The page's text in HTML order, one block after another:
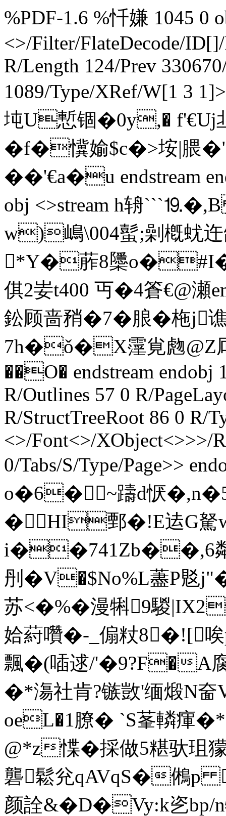
%PDF-1.6 %忏嫌 1045 0
<>/Filter/FlateDecode/ID[
R/Length 124/Prev
1089/Type/XRef/W[1 3
坉U慙锢�0y,� f'€Uj
�f�懻媮$c�>垵|腲
��'€a�u endstream
obj <>stream h辀```⒚
w)嶋\ 004蟚;劋
*Y�葄8櫽o�#I�3
倛2妛t400 丏�4篬€@瀬
鈆顾啬矟�7�朖�柂j
7h�ǒ�X霪覍 虝@Z
��O� endstream endobj
R/Outlines 57 0 R/
R/StructTreeRoot 86 0 R/
<>/Font<>/XObject<>>>/
0/Tabs/S/Type/Page>>
o�6�~躊d恹
�HI鄄 �!E迲G駑
i��741Zb��,6鄰
刐�V�$No%L藎 P
苏<�%�漫犐9騣
姶葤囋�-_傓粀8�![唉
飄�(喢逑/'�9?F�A
�*漡社肯?镞敳'缅煅N奤
oeL�1膫� `S莑轔瘒�
@*z惵�採做5糂驮
礱鬆兊qAVqS�鵂p
颜詮&�D�Vy:k乲